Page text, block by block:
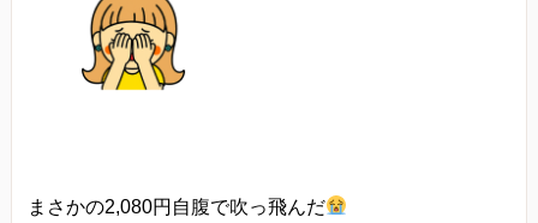
提供によるものであり、お客様が個人情報を提供
された場合は、当方が本方針に則って個人情報を
利用することをお客様が許諾したものとします。
・新商品の案内などお客様に有益かつ必要と思わ
まさかの2,080円自腹で吹っ飛んだ